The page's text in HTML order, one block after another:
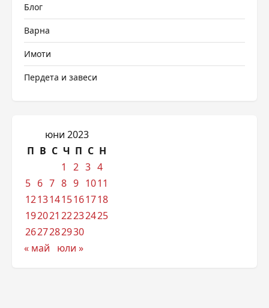
Блог
Варна
Имоти
Пердета и завеси
юни 2023
П В С Ч П С Н
1
2 3 4
5 6 7 8 9 1011
12131415161718
192021 22232425
2627282930
« май
юли »